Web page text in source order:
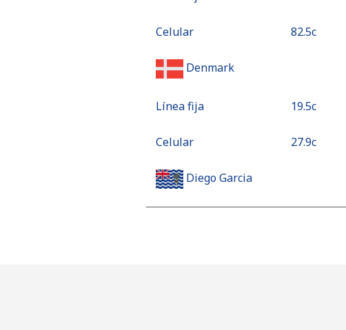
Celular ⁦82.5c⁩
Denmark
Línea fija ⁦19.5c⁩
Celular ⁦27.9c⁩
Diego Garcia